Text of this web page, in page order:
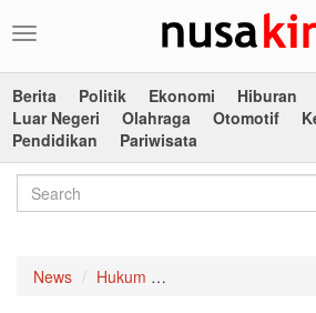
Toggle
Berita
Politik Ekonomi Hiburan
Luar Negeri
Olahraga Otomotif
Pendidikan
Pariwisata
News Hukum